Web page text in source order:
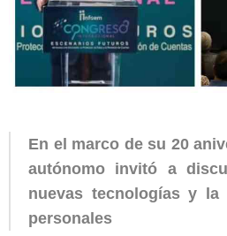
En el marco de su 20
autónomo invitó a
nuevas tecnologías y
personales